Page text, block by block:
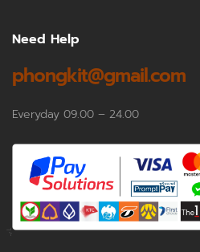
Need Help
phongkit@gmail.com
Everyday 09.00 – 24.00